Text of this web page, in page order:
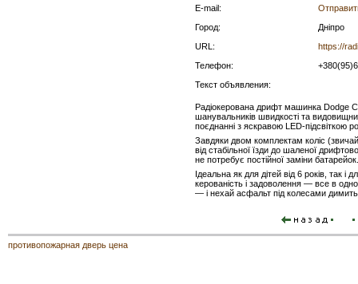
E-mail:
Город:
Дніпро
URL:
https://
Телефон:
Текст объявления:
Радіокерована дрифт машинка Dodge
шанувальників швидкості та
поєднанні з яскравою LED-підсвіткою
Завдяки двом комплектам коліс
від стабільної їзди до шаленої
не потребує постійної заміни батарейок.
Ідеальна як для дітей від 6 років, так
керованість і задоволення — все в
— і нехай асфальт під колесами
противопожарная дверь цена